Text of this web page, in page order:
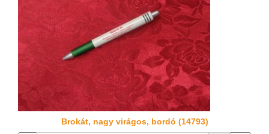
Brokát, nagy virágos, bordó (14793)